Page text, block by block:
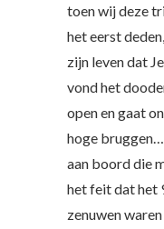
toen wij deze
het eerst
zijn leven dat
vond het
open en gaat
hoge
aan boord die
het feit dat het
zenuwen